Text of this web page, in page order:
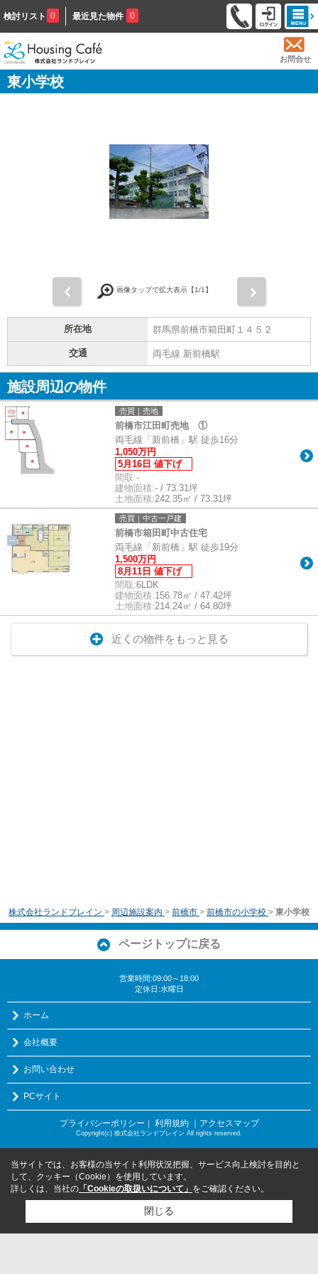
検討リスト 0 最近見た物件 0
お問合せ
東小学校
画像タップで拡大表示【1/1】
所在地 群馬県前橋市箱田町１４５２
交通 両毛線 新前橋駅
施設周辺の物件
売買｜売地
前橋市江田町売地 ①
両毛線「新前橋」駅 徒歩16分
1,050万円
5月16日 値下げ
間取:-
建物面積:- / 73.31坪
土地面積:242.35㎡ / 73.31坪
売買｜中古一戸建
前橋市箱田町中古住宅
両毛線「新前橋」駅 徒歩19分
1,500万円
8月11日 値下げ
間取:6LDK
建物面積:156.78㎡ / 47.42坪
土地面積:214.24㎡ / 64.80坪
近くの物件をもっと見る
株式会社ランドブレイン > 周辺施設案内 > 前橋市 > 前橋市の小学校 > 東小学校
ページトップに戻る
営業時間:09:00～18:00
定休日:水曜日
ホーム
会社概要
お問い合わせ
PCサイト
プライバシーポリシー ｜ 利用規約 ｜アクセスマップ
Copyright(c) 株式会社ランドブレイン All rights reserved.
当サイトでは、お客様の当サイト利用状況把握、サービス向上検討を目的と
して、クッキー（Cookie）を使用しています。
詳しくは、当社の 「Cookieの取扱いについて」 をご確認ください。
閉じる